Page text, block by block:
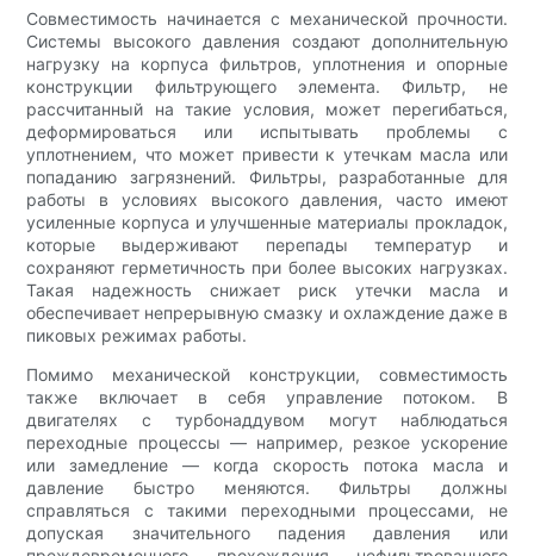
Совместимость начинается с механической прочности.
Системы высокого давления создают дополнительную
нагрузку на корпуса фильтров, уплотнения и опорные
конструкции фильтрующего элемента. Фильтр, не
рассчитанный на такие условия, может перегибаться,
деформироваться или испытывать проблемы с
уплотнением, что может привести к утечкам масла или
попаданию загрязнений. Фильтры, разработанные для
работы в условиях высокого давления, часто имеют
усиленные корпуса и улучшенные материалы прокладок,
которые выдерживают перепады температур и
сохраняют герметичность при более высоких нагрузках.
Такая надежность снижает риск утечки масла и
обеспечивает непрерывную смазку и охлаждение даже в
пиковых режимах работы.
Помимо механической конструкции, совместимость
также включает в себя управление потоком. В
двигателях с турбонаддувом могут наблюдаться
переходные процессы — например, резкое ускорение
или замедление — когда скорость потока масла и
давление быстро меняются. Фильтры должны
справляться с такими переходными процессами, не
допуская значительного падения давления или